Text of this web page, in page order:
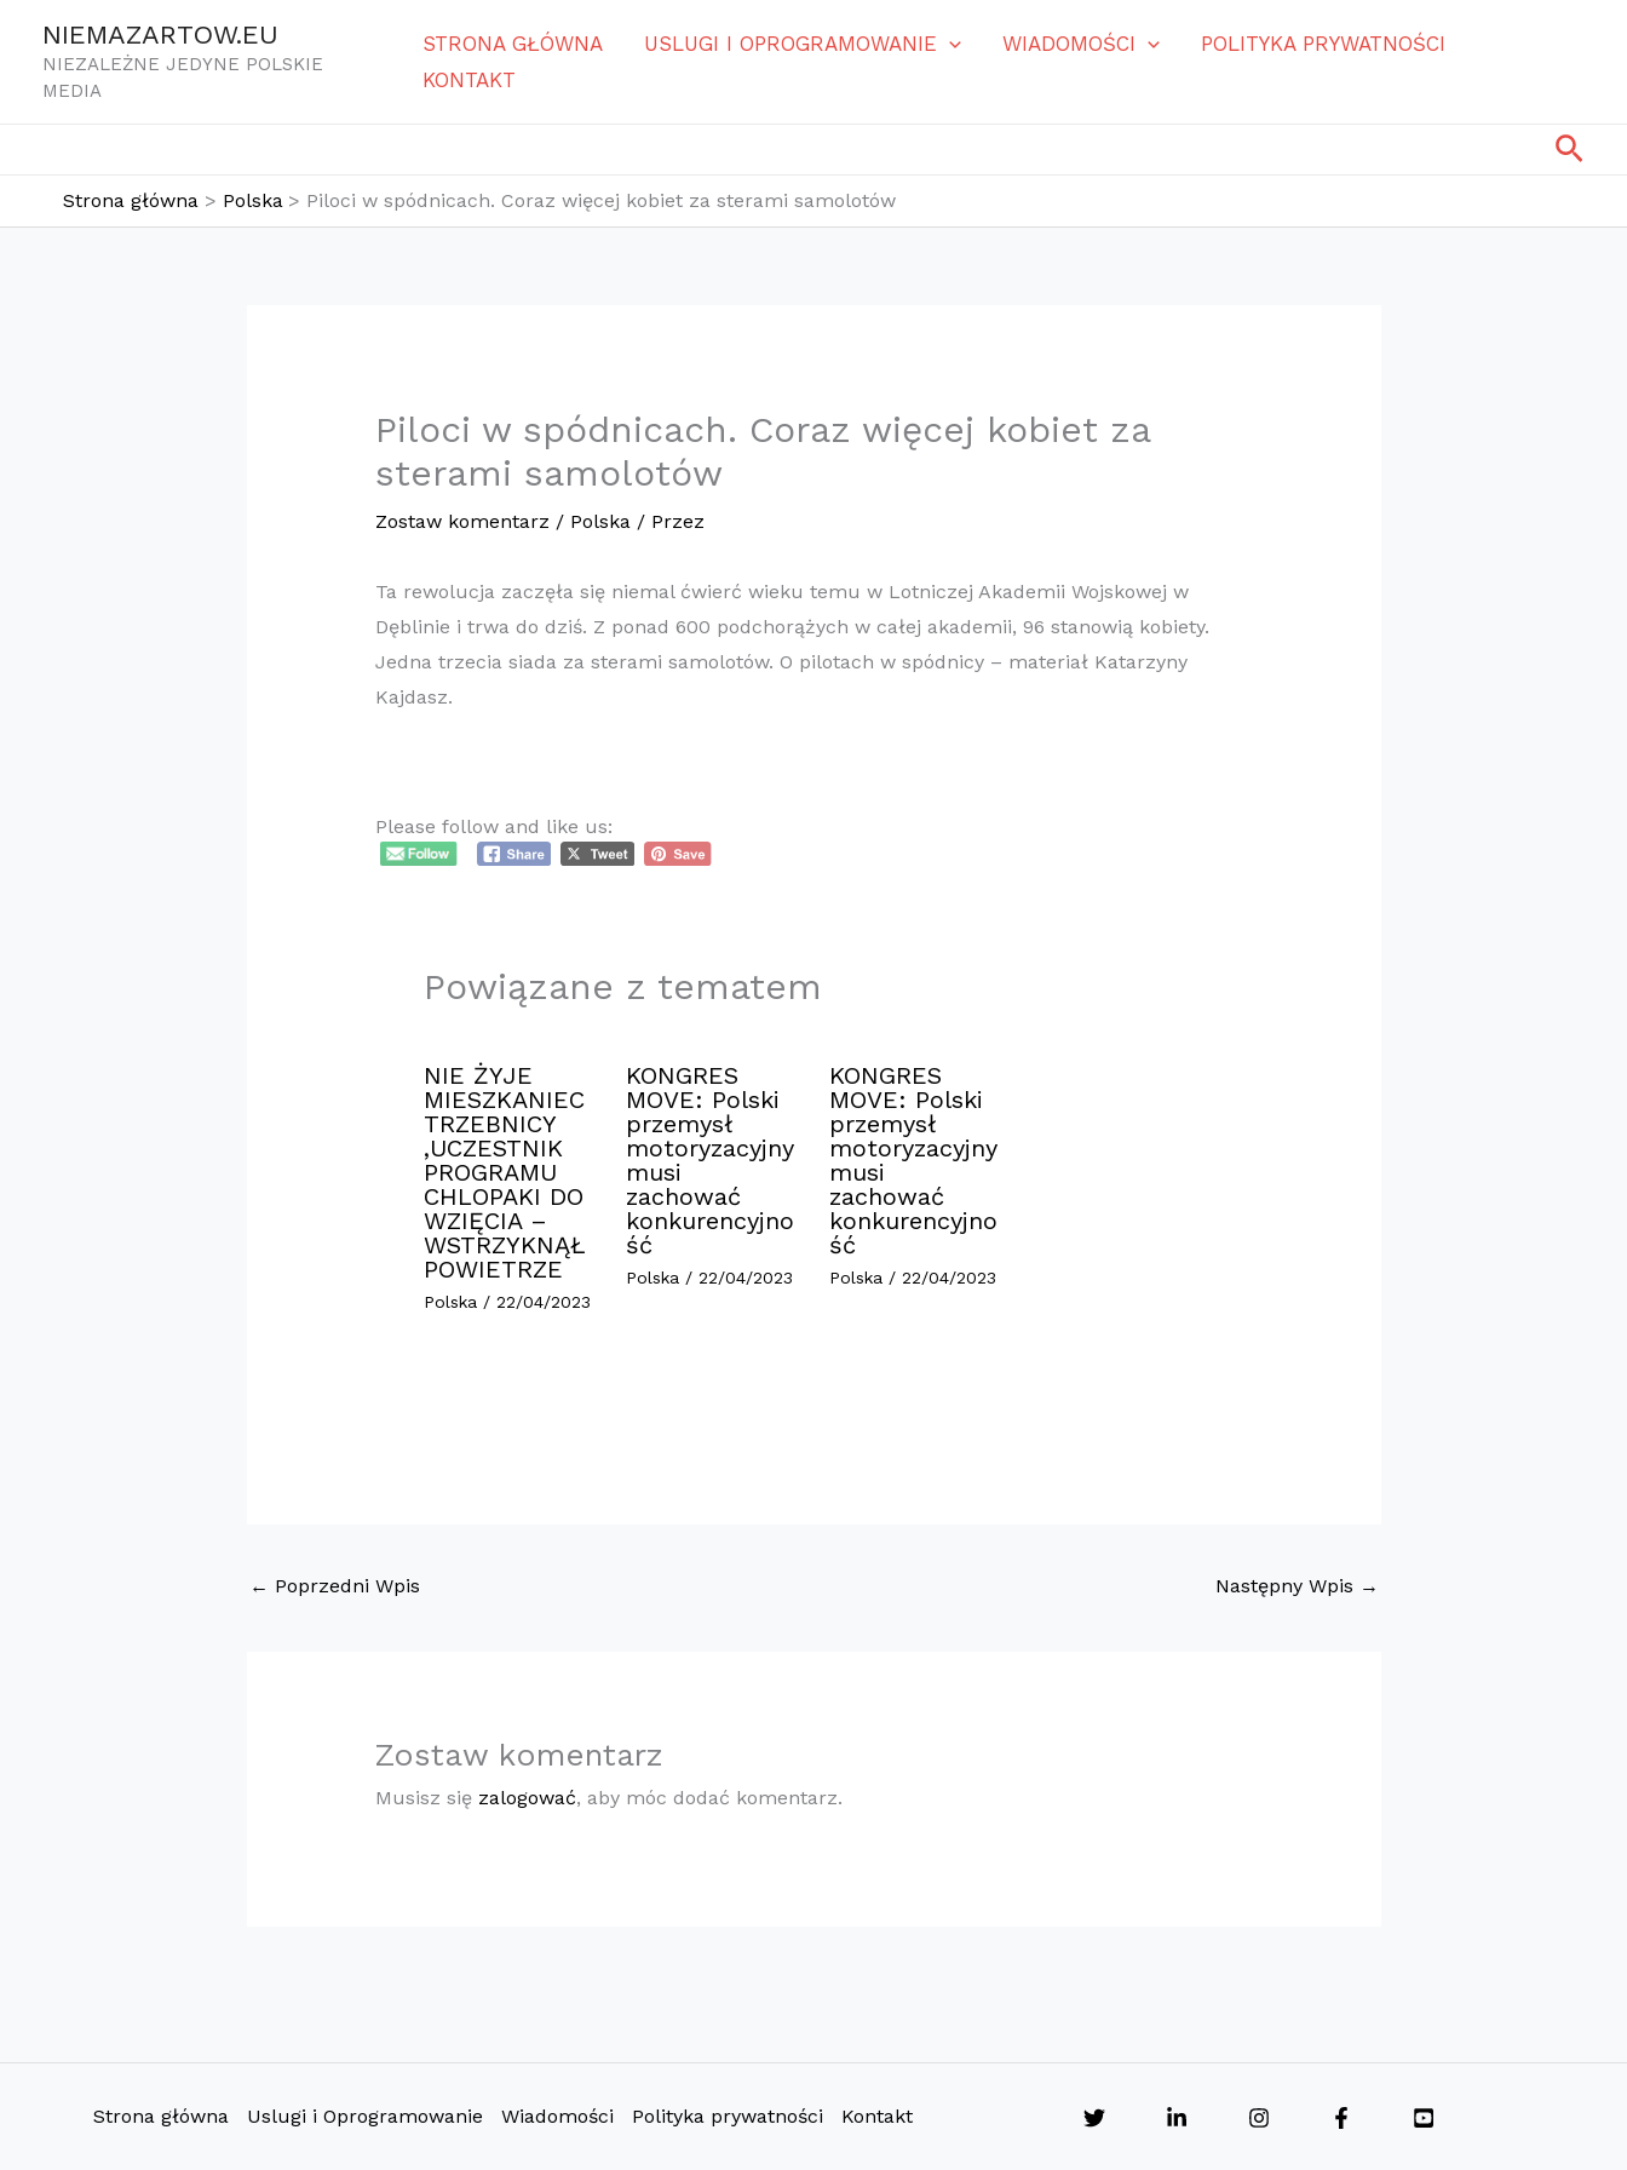
treści
NIEMAZARTOW.EU
NIEZALEŻNE JEDYNE POLSKIE
MEDIA
STRONA GŁÓWNA USLUGI I OPROGRAMOWANIE WIADOMOŚCI
POLITYKA PRYWATNOŚCI
KONTAKT
Strona główna Polska Piloci w spódnicach. Coraz więcej kobiet za sterami samolotów
Piloci w spódnicach. Coraz więcej kobiet za
sterami samolotów
Zostaw komentarz / Polska / Przez
Ta rewolucja zaczęła się niemal ćwierć wieku temu w Lotniczej Akademii Wojskowej w
Dęblinie i trwa do dziś. Z ponad 600 podchorążych w całej akademii, 96 stanowią kobiety.
Jedna trzecia siada za sterami samolotów. O pilotach w spódnicy – materiał Katarzyny
Kajdasz.
Please follow and like us:
Powiązane z tematem
NIE ŻYJE
MIESZKANIEC
TRZEBNICY
,UCZESTNIK
PROGRAMU
CHLOPAKI DO
WZIĘCIA –
WSTRZYKNĄŁ
POWIETRZE
Polska /22/04/2023
KONGRES
MOVE: Polski
przemysł
motoryzacyjny
musi
zachować
konkurencyjno
ść
Polska /22/04/2023
KONGRES
MOVE: Polski
przemysł
motoryzacyjny
musi
zachować
konkurencyjno
ść
Polska / 22/04/2023
← Poprzedni Wpis Następny Wpis →
Zostaw komentarz
Musisz się zalogować, aby móc dodać komentarz.
Strona główna Uslugi i Oprogramowanie Wiadomości Polityka prywatności Kontakt